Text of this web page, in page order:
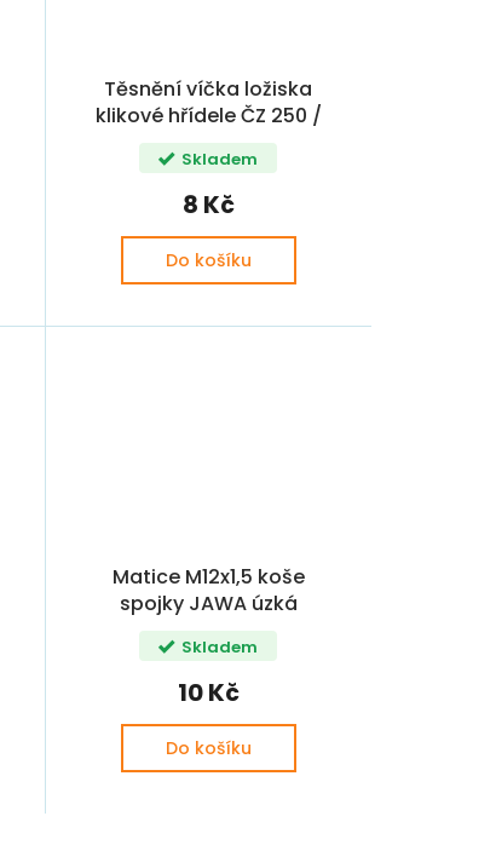
Těsnění víčka ložiska
klikové hřídele ČZ 250 /
SR 502 1,0 CZ
Skladem
8 Kč
Do košíku
Matice M12x1,5 koše
spojky JAWA úzká
Skladem
10 Kč
Do košíku